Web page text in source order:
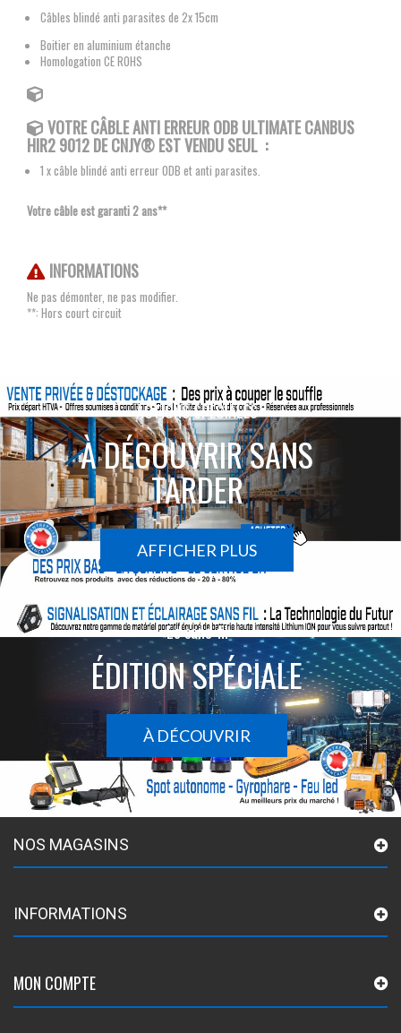
Câbles blindé anti parasites de 2x 15cm
Boitier en aluminium étanche
Homologation CE ROHS
VOTRE CÂBLE ANTI ERREUR ODB ULTIMATE CANBUS
HIR2 9012 DECNJY®EST VENDU SEUL :
1 x câble blindé anti erreur ODB et anti parasites.
Votre câble est garanti 2 ans**
INFORMATIONS
Ne pas démonter, ne pas modifier.
**: Hors court circuit
ACTIONS SPÉCIALES
À DÉCOUVRIR SANS
TARDER
AFFICHER PLUS
Le sans-fil
ÉDITION SPÉCIALE
À DÉCOUVRIR
NOS MAGASINS
INFORMATIONS
MON COMPTE